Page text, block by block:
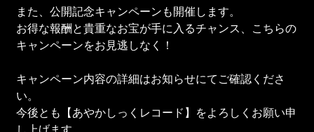
また、公開記念キャンペーンも開催します。
お得な報酬と貴重なお宝が手に入るチャンス、こちらの
キャンペーンをお見逃しなく！
キャンペーン内容の詳細はお知らせにてご確認くださ
い。
今後とも【あやかしっくレコード】をよろしくお願い申
し上げます。